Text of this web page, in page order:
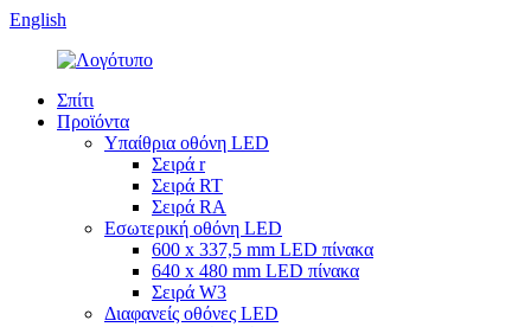
English
Σπίτι
Προϊόντα
Υπαίθρια οθόνη LED
Σειρά r
Σειρά RT
Σειρά RA
Εσωτερική οθόνη LED
600 x 337,5 mm LED πίνακα
640 x 480 mm LED πίνακα
Σειρά W3
Διαφανείς οθόνες LED